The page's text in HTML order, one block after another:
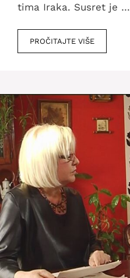
tima Iraka. Susret je …
PROČITAJTE VIŠE